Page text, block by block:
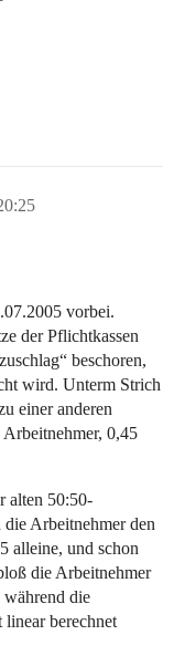
vorbei.
der Pflichtkassen
beschoren,
wird. Unterm Strich
einer anderen
0,45
alten 50:50-
Arbeitnehmer den
alleine, und schon
die Arbeitnehmer
die
berechnet